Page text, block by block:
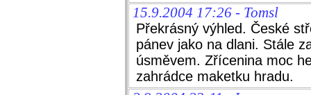
15.9.2004 17:26 - Tomsl
Překrásný výhled. České
pánev jako na dlani. Stále
úsměvem. Zřícenina moc
zahrádce maketku hradu.